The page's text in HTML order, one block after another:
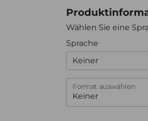
Wählen Sie eine
Sprache
Keiner
Format auswählen